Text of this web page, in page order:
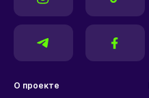
О проекте